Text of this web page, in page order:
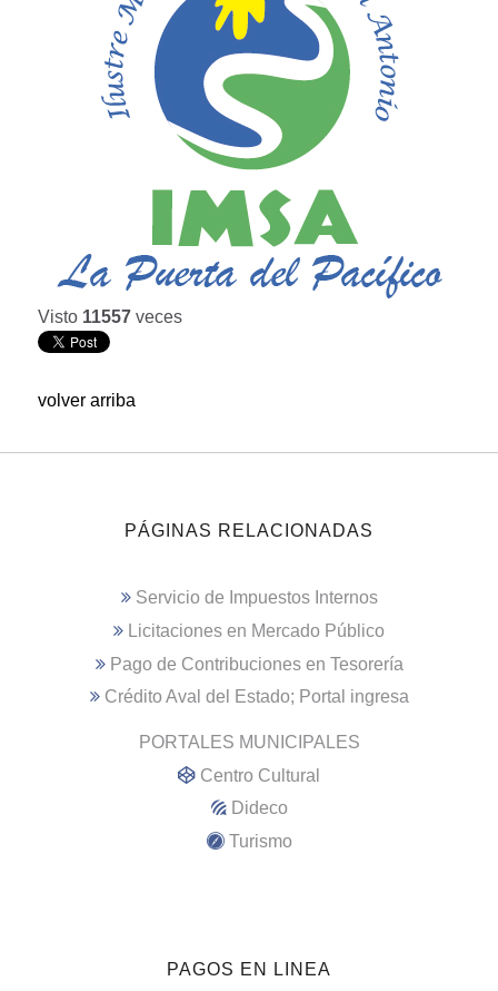
Visto 11557 veces
volver arriba
PÁGINAS RELACIONADAS
Servicio de Impuestos Internos
Licitaciones en Mercado Público
Pago de Contribuciones en Tesorería
Crédito Aval del Estado; Portal ingresa
PORTALES MUNICIPALES
Centro Cultural
Dideco
Turismo
PAGOS EN LINEA